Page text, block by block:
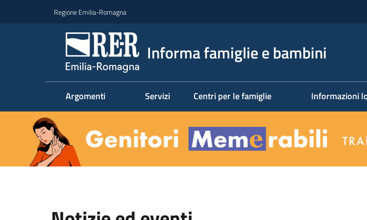
Regione Emilia-Romagna
Informa famiglie e bambini
Argomenti Servizi Centri per le famiglie Informazioni
Homepage